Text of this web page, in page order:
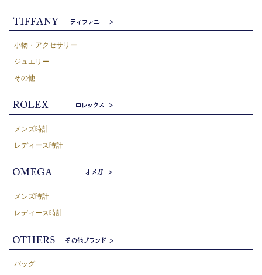
小物・アクセサリー
ジュエリー
その他
メンズ時計
レディース時計
メンズ時計
レディース時計
バッグ